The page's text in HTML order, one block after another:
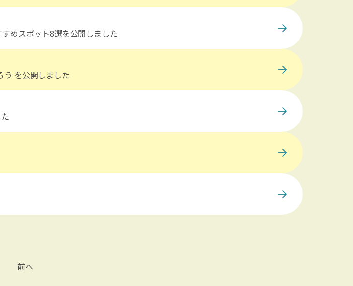
めスポット8選を公開しました
う を公開しました
前へ